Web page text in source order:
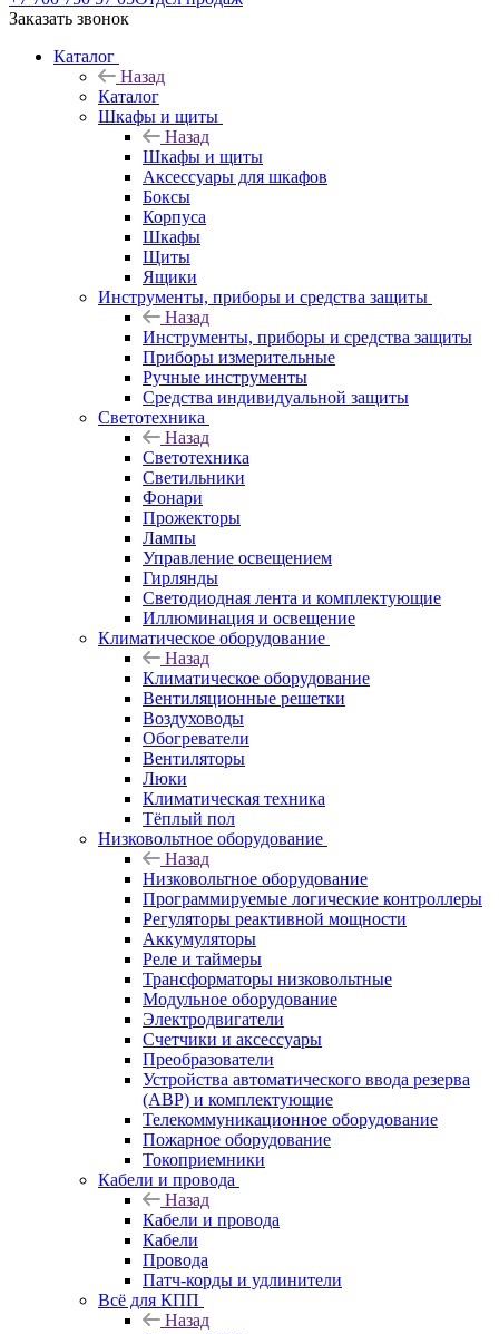
Заказать звонок
Каталог
Назад
Каталог
Шкафы и щиты
Назад
Шкафы и щиты
Аксессуары для шкафов
Боксы
Корпуса
Шкафы
Щиты
Ящики
Инструменты, приборы и средства защиты
Назад
Инструменты, приборы и средства защиты
Приборы измерительные
Ручные инструменты
Средства индивидуальной защиты
Светотехника
Назад
Светотехника
Светильники
Фонари
Прожекторы
Лампы
Управление освещением
Гирлянды
Светодиодная лента и комплектующие
Иллюминация и освещение
Климатическое оборудование
Назад
Климатическое оборудование
Вентиляционные решетки
Воздуховоды
Обогреватели
Вентиляторы
Люки
Климатическая техника
Тёплый пол
Низковольтное оборудование
Назад
Низковольтное оборудование
Программируемые логические контроллеры
Регуляторы реактивной мощности
Аккумуляторы
Реле и таймеры
Трансформаторы низковольтные
Модульное оборудование
Электродвигатели
Счетчики и аксессуары
Преобразователи
Устройства автоматического ввода резерва
(АВР) и комплектующие
Телекоммуникационное оборудование
Пожарное оборудование
Токоприемники
Кабели и провода
Назад
Кабели и провода
Кабели
Провода
Патч-корды и удлинители
Всё для КПП
Назад